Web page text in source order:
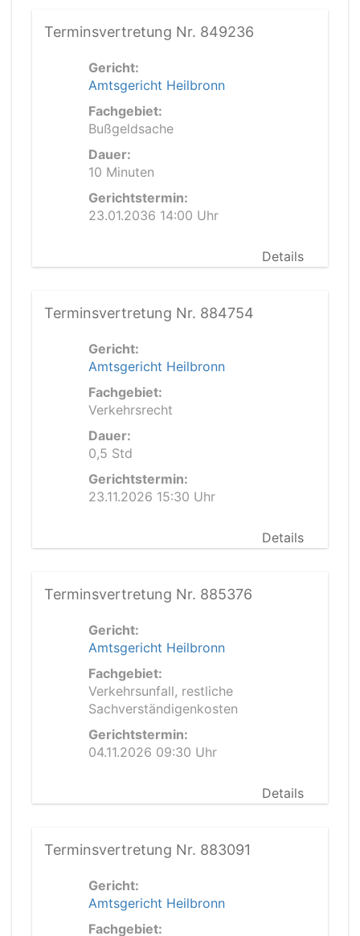
Terminsvertretung Nr. 849236
Gericht:
Amtsgericht Heilbronn
Fachgebiet:
Bußgeldsache
Dauer:
10 Minuten
Gerichtstermin:
23.01.2036 14:00 Uhr
Details
Terminsvertretung Nr. 884754
Gericht:
Amtsgericht Heilbronn
Fachgebiet:
Verkehrsrecht
Dauer:
0,5 Std
Gerichtstermin:
23.11.2026 15:30 Uhr
Details
Terminsvertretung Nr. 885376
Gericht:
Amtsgericht Heilbronn
Fachgebiet:
Verkehrsunfall, restliche
Sachverständigenkosten
Gerichtstermin:
04.11.2026 09:30 Uhr
Details
Terminsvertretung Nr. 883091
Gericht:
Amtsgericht Heilbronn
Fachgebiet: